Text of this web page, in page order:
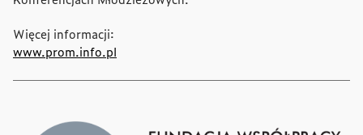
Więcej informacji:
www.prom.info.pl